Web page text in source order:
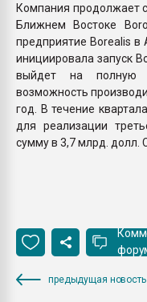
Компания продолжает
Ближнем Востоке
предприятие Borealis в
инициировала запуск
выйдет на полную
возможность
год. В течение
для реализации
сумму в 3,7 млрд. долл.
предыдущая новость